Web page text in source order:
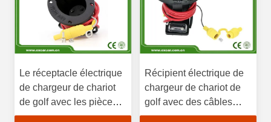
Le réceptacle électrique
de chargeur de chariot
de golf avec les pièces
DS de voiture de club de
Récipient électrique de
chargeur de chariot de
golf avec des câbles
pour les parties